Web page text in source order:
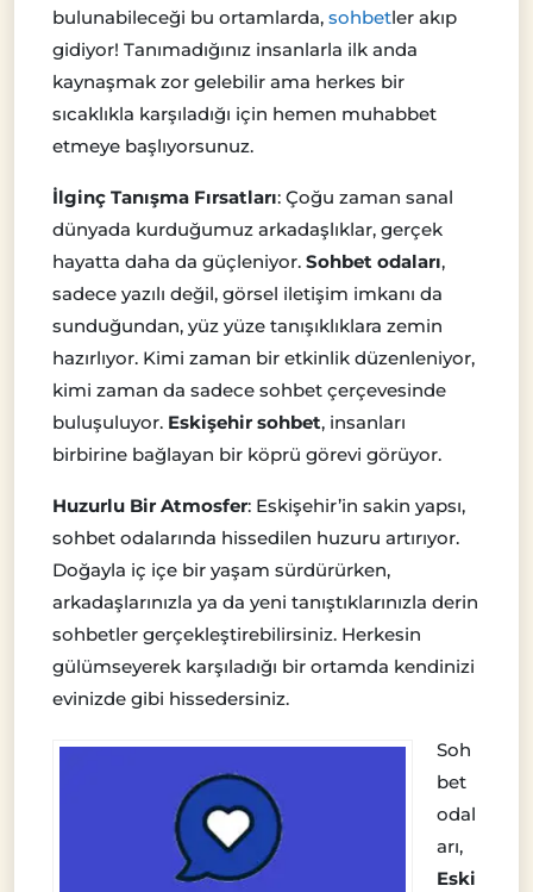
bulunabileceği bu ortamlarda, sohbetler akıp
gidiyor! Tanımadığınız insanlarla ilk anda
kaynaşmak zor gelebilir ama herkes bir
sıcaklıkla karşıladığı için hemen muhabbet
etmeye başlıyorsunuz.
İlginç Tanışma Fırsatları: Çoğu zaman sanal
dünyada kurduğumuz arkadaşlıklar, gerçek
hayatta daha da güçleniyor. Sohbet odaları,
sadece yazılı değil, görsel iletişim imkanı da
sunduğundan, yüz yüze tanışıklıklara zemin
hazırlıyor. Kimi zaman bir etkinlik düzenleniyor,
kimi zaman da sadece sohbet çerçevesinde
buluşuluyor. Eskişehir sohbet, insanları
birbirine bağlayan bir köprü görevi görüyor.
Huzurlu Bir Atmosfer: Eskişehir’in sakin yapsı,
sohbet odalarında hissedilen huzuru artırıyor.
Doğayla iç içe bir yaşam sürdürürken,
arkadaşlarınızla ya da yeni tanıştıklarınızla derin
sohbetler gerçekleştirebilirsiniz. Herkesin
gülümseyerek karşıladığı bir ortamda kendinizi
evinizde gibi hissedersiniz.
Soh
bet
odal
arı,
Eski